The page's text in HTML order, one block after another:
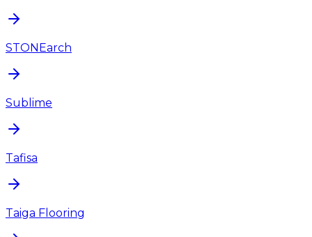
STONEarch
Sublime
Tafisa
Taiga Flooring